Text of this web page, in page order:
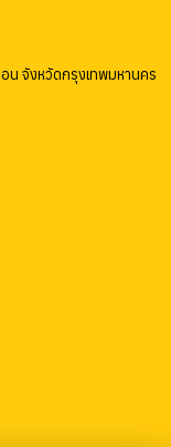
น จังหวัดกรุงเทพมหานคร